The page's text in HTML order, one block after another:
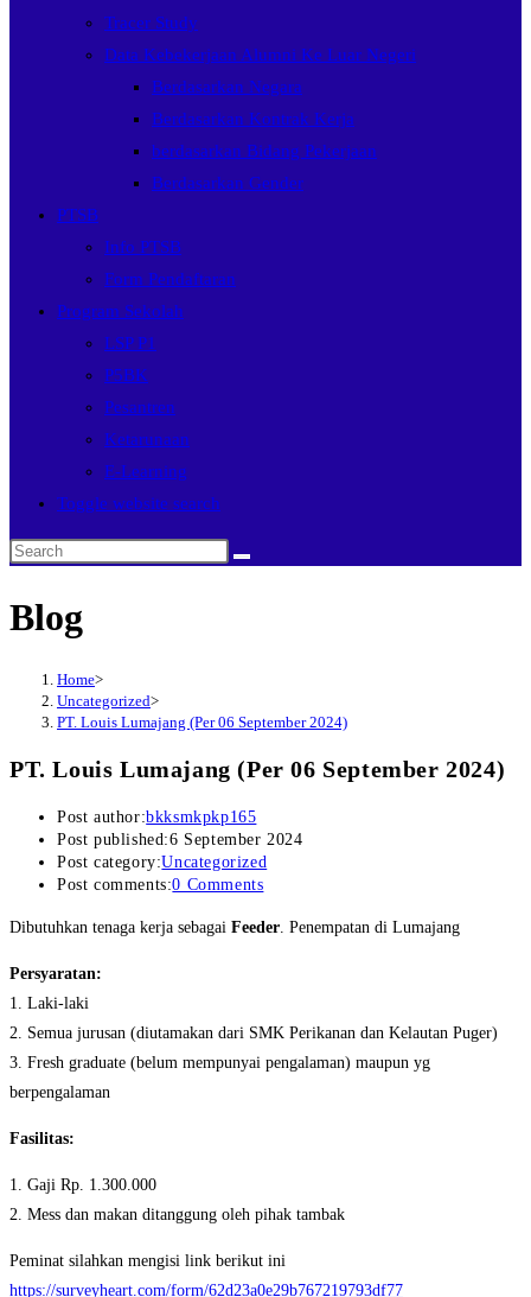
Tracer Study
Data Kebekerjaan Alumni Ke Luar Negeri
Berdasarkan Negara
Berdasarkan Kontrak Kerja
berdasarkan Bidang Pekerjaan
Berdasarkan Gender
PTSB
Info PTSB
Form Pendaftaran
Program Sekolah
LSP P1
P5BK
Pesantren
Ketarunaan
E-Learning
Toggle website search
Blog
Home>
Uncategorized>
PT. Louis Lumajang (Per 06 September 2024)
PT. Louis Lumajang (Per 06 September 2024)
Post author:bkksmkpkp165
Post published:6 September 2024
Post category:Uncategorized
Post comments:0 Comments
Dibutuhkan tenaga kerja sebagai Feeder. Penempatan di Lumajang
Persyaratan:
1. Laki-laki
2. Semua jurusan (diutamakan dari SMK Perikanan dan Kelautan Puger)
3. Fresh graduate (belum mempunyai pengalaman) maupun yg
berpengalaman
Fasilitas:
1. Gaji Rp. 1.300.000
2. Mess dan makan ditanggung oleh pihak tambak
Peminat silahkan mengisi link berikut ini
https://surveyheart.com/form/62d23a0e29b767219793df77